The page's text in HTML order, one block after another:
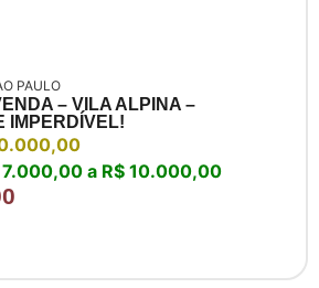
PAULO
– VILA ALPINA –
IMPERDÍVEL!
7.000,00 a R$ 10.000,00